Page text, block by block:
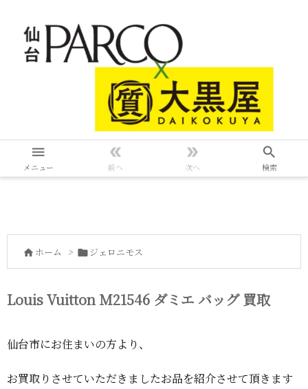

メニュー

前へ

次へ

検索
 ホーム >  ジェロニモス
Louis Vuitton M21546 ダミエ バッグ 買取
仙台市にお住まいの方より、
お買取りさせていただきましたお品を紹介させて頂きます